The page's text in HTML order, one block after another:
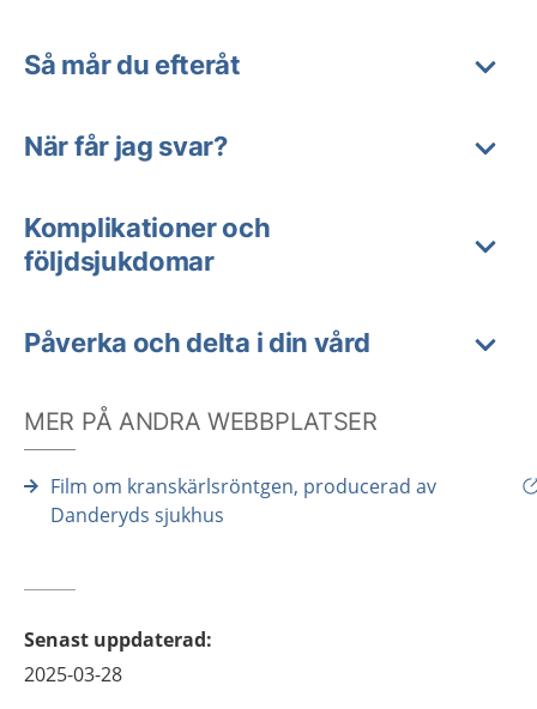
Så mår du efteråt
När får jag svar?
Komplikationer och
följdsjukdomar
Påverka och delta i din vård
MER PÅ ANDRA WEBBPLATSER
Film om kranskärlsröntgen, producerad av
Danderyds sjukhus
Senast uppdaterad:
2025-03-28